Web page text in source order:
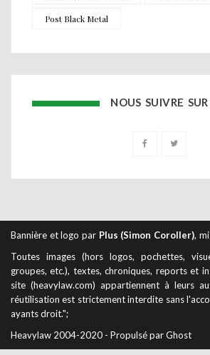
Post Black Metal
NOUS SUIVRE SUR
Bannière et logo par Plus (Simon Coroller),
Toutes images (hors logos, pochettes,
groupes, etc.), textes, chroniques, reports et
site (heavylaw.com) appartiennent à leurs
réutilisation est strictement interdite sans
ayants droit.";
Heavylaw 2004-2020 - Propulsé par Ghost